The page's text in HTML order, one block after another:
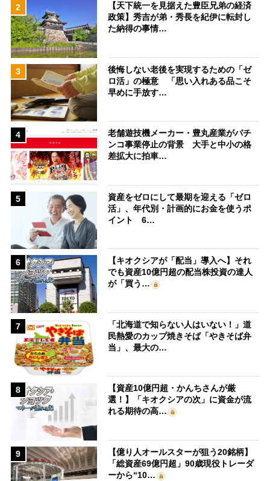
2
【天下統一を見据えた豊臣兄弟の経済
政策】秀吉が弟・秀長を紀伊に転封し
た納得の事情…
3
後悔しない老後を実現するための「ゼ
ロ活」の極意 「思い入れある品こそ
早めに手放す…
4
老舗遊技機メーカー・豊丸産業がパチ
ンコ事業停止の背景 大手と中小の格
差拡大に拍車…
5
資産をゼロにして最期を迎える「ゼロ
活」、年代別・計画的にお金を使うポ
イント 6…
6
【キオクシアが「配当」導入へ】それ
でも資産10億円超の配当株投資の達人
が「買う…
7
「北海道で知らない人はいない！」道
民熱愛のカップ焼きそば「やきそば弁
当」、最大の…
8
【資産10億円超・かんちさんが厳
選！】「キオクシアの次」に資金が流
れる期待の高…
9
【億り人オールスターが狙う20銘柄】
「総資産69億円超」90歳現役トレーダ
ーから“10…